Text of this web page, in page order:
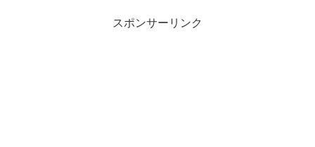
スポンサーリンク